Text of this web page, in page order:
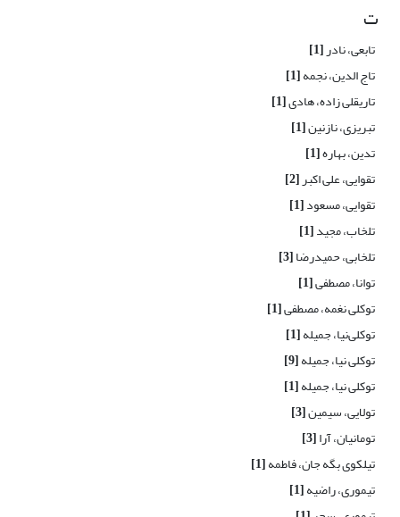
ت
تابعی، نادر[1]
تاج الدین، نجمه[1]
تاریقلی زاده، هادی[1]
تبریزی، نازنین[1]
تدین، بهاره[1]
تقوایی، علی اکبر[2]
تقوایی، مسعود[1]
تلخاب، مجید[1]
تلخابی، حمیدرضا[3]
توانا، مصطفی[1]
توکلی نغمه، مصطفی[1]
توکلی‌نیا، جمیله[1]
توکلی نیا، جمیله[9]
توکلی نیا، جمیله[1]
تولایی، سیمین[3]
تومانیان، آرا[3]
تیلکوی بگه جان، فاطمه[1]
تیموری، راضیه[1]